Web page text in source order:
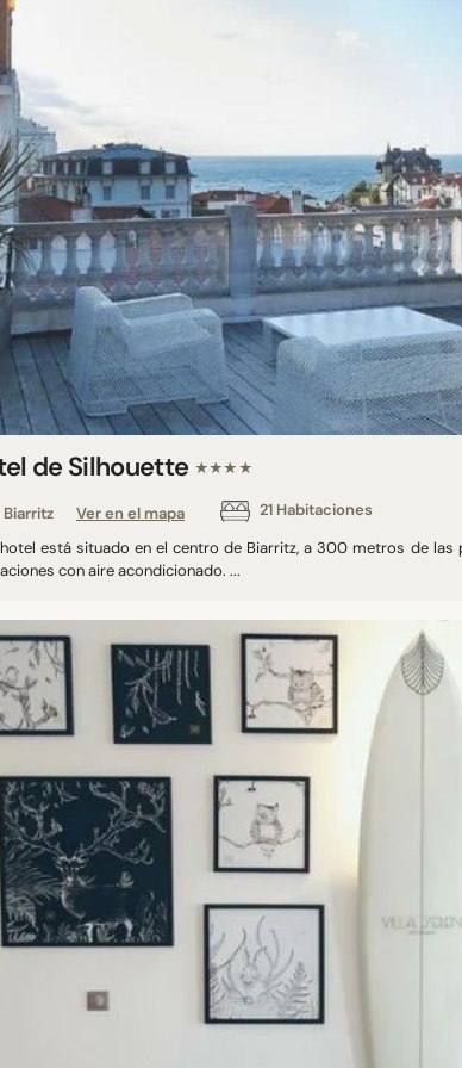
de Silhouette ★★★★
Biarritz Ver en el mapa 21 Habitaciones
está situado en el centro de Biarritz, a 300 metros de
con aire acondicionado. ...